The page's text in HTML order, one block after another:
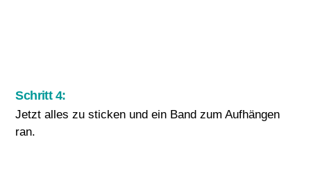
Schritt 4:
Jetzt alles zu sticken und ein Band zum Aufhängen
ran.